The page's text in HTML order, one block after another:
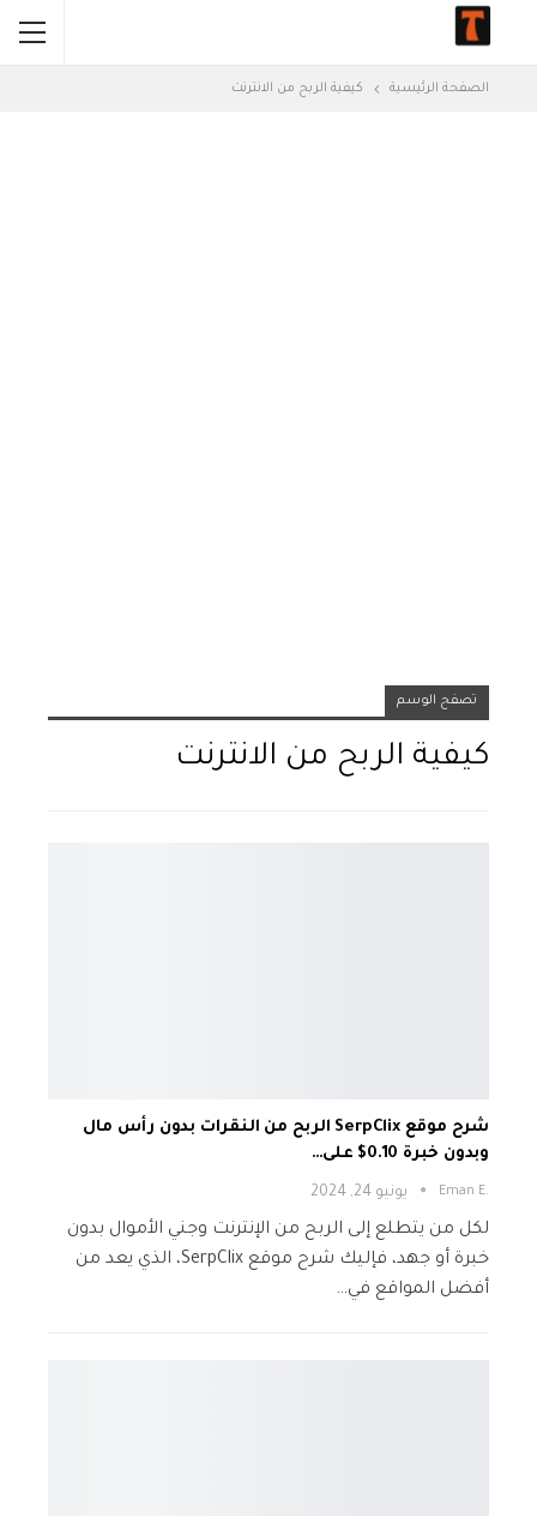
الصفحة الرئيسية كيفية الربح من الانترنت
تصفح الوسم
كيفية الربح من الانترنت
شرح موقع SerpClix الربح من النقرات بدون رأس مال
وبدون خبرة 0.10$ على…
.Eman E يونيو 24, 2024
لكل من يتطلع إلى الربح من الإنترنت وجني الأموال بدون
خبرة أو جهد، فإليك شرح موقع SerpClix، الذي يعد من
أفضل المواقع في…